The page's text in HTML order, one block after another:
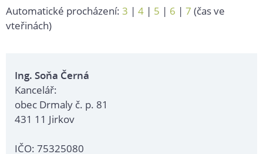
Automatické procházení: 3 | 4 | 5 | 6 | 7 (čas ve
vteřinách)
Ing. Soňa Černá
Kancelář:
obec Drmaly č. p. 81
431 11 Jirkov
IČO: 75325080